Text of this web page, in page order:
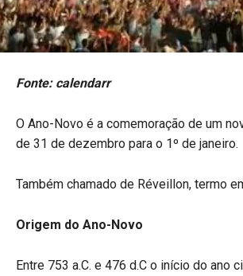
Fonte: calendarr
O Ano-Novo é a comemoração de um
de 31 de dezembro para o 1º de janeiro.
Também chamado de Réveillon, termo
Origem do Ano-Novo
Entre 753 a.C. e 476 d.C o início do ano